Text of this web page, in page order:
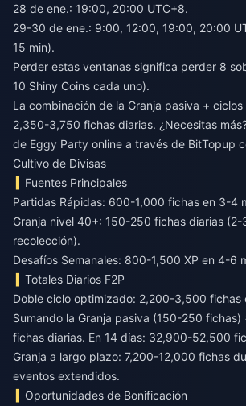
28 de ene.: 19:00, 20:00 UTC+8.
29-30 de ene.: 9:00, 12:00, 19:00, 20:00
15 min).
Perder estas ventanas significa perder 8
10 Shiny Coins cada uno).
La combinación de la Granja pasiva +
2,350-3,750 fichas diarias. ¿Necesitas
de Eggy Party online a través de BitTopup
Cultivo de Divisas
Fuentes Principales
Partidas Rápidas: 600-1,000 fichas en 3-4
Granja nivel 40+: 150-250 fichas diarias (2-
recolección).
Desafíos Semanales: 800-1,500 XP en 4-6
Totales Diarios F2P
Doble ciclo optimizado: 2,200-3,500 fichas
Sumando la Granja pasiva (150-250
fichas diarias. En 14 días: 32,900-52,500
Granja a largo plazo: 7,200-12,000 fichas
eventos extendidos.
Oportunidades de Bonificación